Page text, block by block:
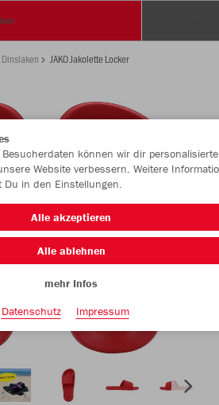
JAKO Jakolette Locker
können wir dir personalisierte
Website verbessern. Weitere
Du in den Einstellungen.
Alle akzeptieren
Alle ablehnen
mehr Infos
Datenschutz
Impressum